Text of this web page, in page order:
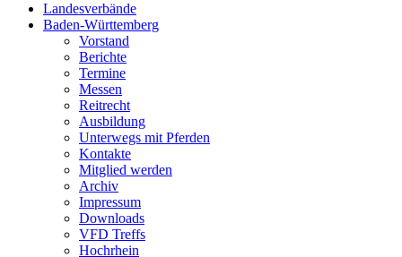
Landesverbände
Baden-Württemberg
Vorstand
Berichte
Termine
Messen
Reitrecht
Ausbildung
Unterwegs mit Pferden
Kontakte
Mitglied werden
Archiv
Impressum
Downloads
VFD Treffs
Hochrhein